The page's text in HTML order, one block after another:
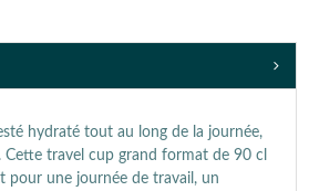
hydraté tout au long de la journée,
Cette travel cup grand format de 90 cl
pour une journée de travail, un